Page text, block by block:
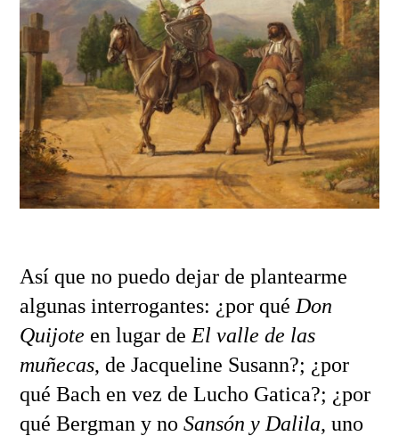
Así que no puedo dejar de plantearme
algunas interrogantes: ¿por qué Don
Quijote en lugar de El valle de las
muñecas, de Jacqueline Susann?; ¿por
qué Bach en vez de Lucho Gatica?; ¿por
qué Bergman y no Sansón y Dalila, uno